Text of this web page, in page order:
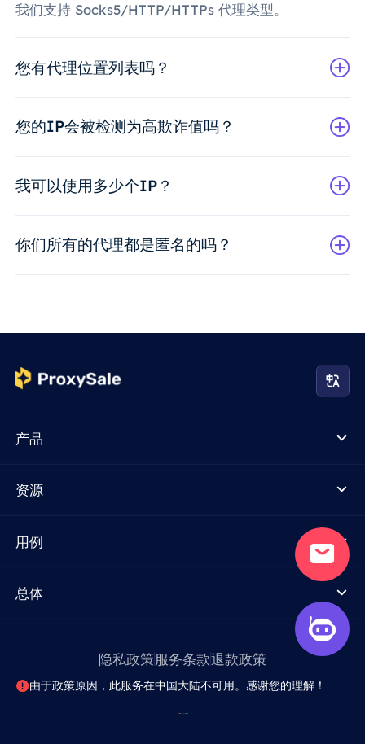
我们支持 Socks5/HTTP/HTTPs 代理类型。
您有代理位置列表吗？
您的IP会被检测为高欺诈值吗？
我可以使用多少个IP？
你们所有的代理都是匿名的吗？
产品
资源
用例
总体
隐私政策服务条款退款政策
由于政策原因，此服务在中国大陆不可用。感谢您的理解！